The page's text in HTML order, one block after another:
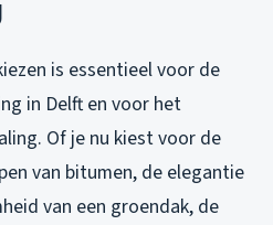
is essentieel voor de
in Delft en voor het
Of je nu kiest voor de
van bitumen, de elegantie
van een groendak, de